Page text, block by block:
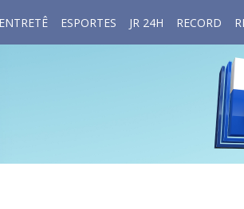
ENTRETÊ ESPORTES JR 24H RECORD